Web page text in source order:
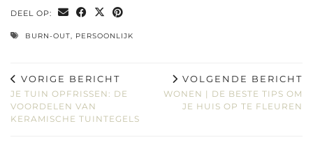
DEEL OP:
BURN-OUT, PERSOONLIJK
VORIGE BERICHT
JE TUIN OPFRISSEN: DE
VOORDELEN VAN
KERAMISCHE TUINTEGELS
VOLGENDE BERICHT
WONEN | DE BESTE TIPS OM
JE HUIS OP TE FLEUREN